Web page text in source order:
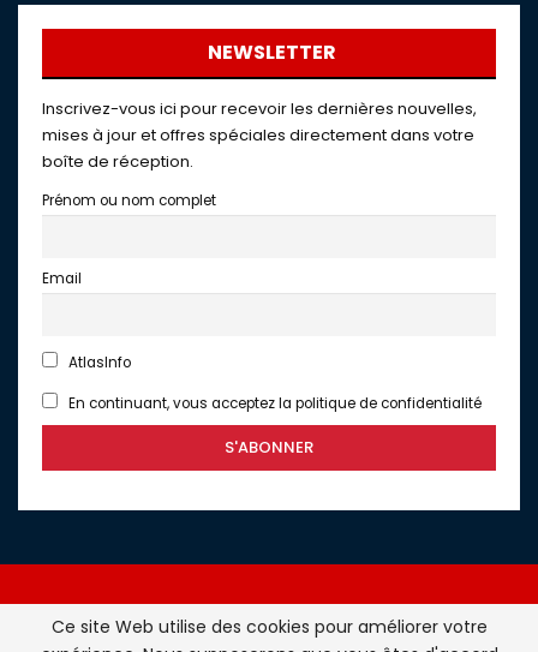
NEWSLETTER
Inscrivez-vous ici pour recevoir les dernières nouvelles,
mises à jour et offres spéciales directement dans votre
boîte de réception.
Prénom ou nom complet
Email
AtlasInfo
En continuant, vous acceptez la politique de confidentialité
Ce site Web utilise des cookies pour améliorer votre